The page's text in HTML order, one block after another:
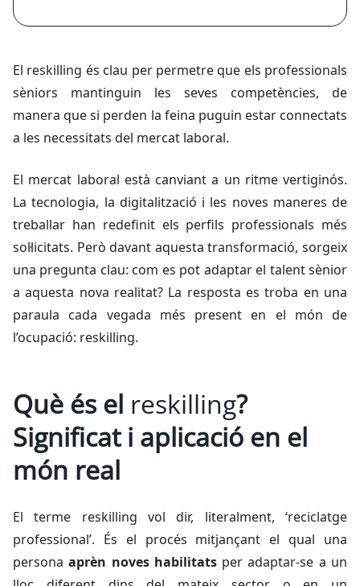
El reskilling és clau per permetre que els professionals
sèniors mantinguin les seves competències, de
manera que si perden la feina puguin estar connectats
a les necessitats del mercat laboral.
El mercat laboral està canviant a un ritme vertiginós.
La tecnologia, la digitalització i les noves maneres de
treballar han redefinit els perfils professionals més
sol·licitats. Però davant aquesta transformació, sorgeix
una pregunta clau: com es pot adaptar el talent sènior
a aquesta nova realitat? La resposta es troba en una
paraula cada vegada més present en el món de
l’ocupació: reskilling.
Què és el reskilling?
Significat i aplicació en el
món real
El terme reskilling vol dir, literalment, ‘reciclatge
professional’. És el procés mitjançant el qual una
personaaprèn noves habilitatsper adaptar-se a un